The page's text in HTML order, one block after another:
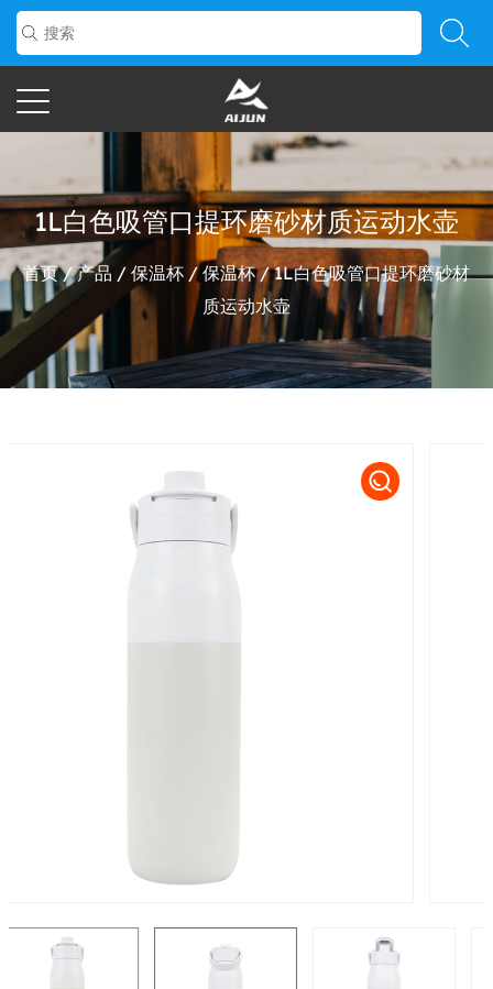
1L白色吸管口提环磨砂材质运动水壶
首页/产品 / 保温杯 /保温杯/1L白色吸管口提环磨砂材
质运动水壶